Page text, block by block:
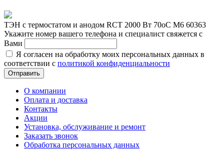
ТЭН с термостатом и анодом RCT 2000 Вт 70oС М6 60363
Укажите номер вашего телефона и специалист свяжется с
Вами
Я согласен на обработку моих персональных данных в
соответствии с политикой конфиденциальности
Отправить
О компании
Оплата и доставка
Контакты
Акции
Установка, обслуживание и ремонт
Заказать звонок
Обработка персональных данных